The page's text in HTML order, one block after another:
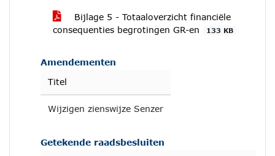
Bijlage 5 - Totaaloverzicht financiële
consequenties begrotingen GR-en
133 KB
Amendementen
Titel
Wijzigen zienswijze Senzer
Getekende raadsbesluiten